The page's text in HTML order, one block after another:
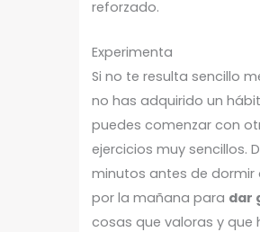
reforzado.
Experimenta
Si no te resulta sencillo
no has adquirido un
puedes comenzar con
ejercicios muy sencillos.
minutos antes de dormir
por la mañana para dar
cosas que valoras y que